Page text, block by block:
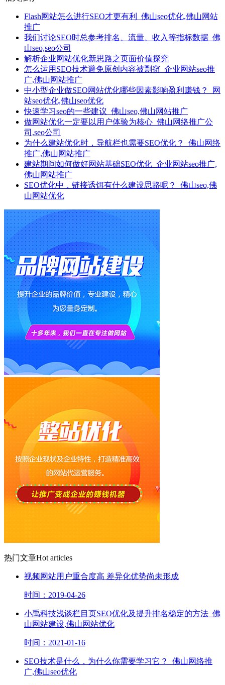
Flash网站怎么进行SEO才更有利_佛山seo优化,佛山网站
推广
我们讨论SEO时总参考排名、流量、收入等指标数据_佛
山seo,seo公司
解析企业网站优化新思路之页面价值探究
怎么运用SEO技术避免原创内容被剽窃_企业网站seo推
广,佛山网站推广
中小型企业做SEO网站优化哪些因素影响盈利赚钱？_网
站seo优化,佛山seo优化
快速学习seo的一些建议_佛山seo,佛山网站推广
做网站优化一定要以用户体验为核心_佛山网络推广公
司,seo公司
为什么建站优化时，导航栏也需要SEO优化？_佛山网络
推广,佛山网站推广
建站期间如何做好网站基础SEO优化_企业网站seo推广,
佛山网站推广
SEO优化中，链接诱饵有什么建设思路呢？_佛山seo,佛
山网站优化
热门文章Hot articles
视频网站用户重合度高 差异化优势尚未形成
时间：2019-04-26
小禹科技浅谈栏目页SEO优化及提升排名稳定的方法_佛
山网站建设,佛山网站优化
时间：2021-01-16
SEO技术是什么，为什么你需要学习它？_佛山网络推
广,佛山seo优化